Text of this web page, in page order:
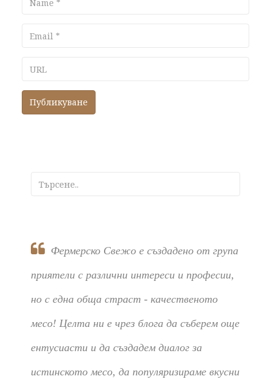
Email
URL
Фермерско Свежо е създадено от група
приятели с различни интереси и професии,
но с една обща страст - качественото
месо! Целта ни е чрез блога да съберем още
ентусиасти и да създадем диалог за
истинското месо, да популяризираме вкусни